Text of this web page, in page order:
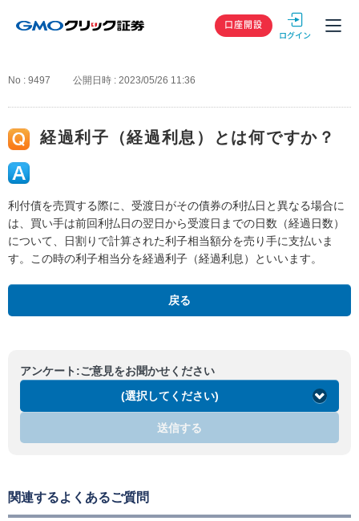
GMOクリック
口座開設
No : 9497 公開日時 : 2023/05/26 11:36
経過利子（経過利息）とは何ですか？
利付債を売買する際に、受渡日がその債券の利払日と異なる場合に
は、買い手は前回利払日の翌日から受渡日までの日数（経過日数）
について、日割りで計算された利子相当額分を売り手に支払いま
す。この時の利子相当分を経過利子（経過利息）といいます。
戻る
アンケート:ご意見をお聞かせください
(選択してください)
送信する
関連するよくあるご質問